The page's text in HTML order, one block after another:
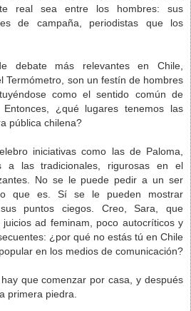
real sea entre los hombres: sus
de campaña, periodistas que los
debate más relevantes en Chile,
Termómetro, son un festín de hombres
como el sentido común de
Entonces, ¿qué lugares tenemos las
pública chilena?
iniciativas como las de Paloma,
a las tradicionales, rigurosas en el
No se le puede pedir a un ser
que es. Sí se le pueden mostrar
sus puntos ciegos. Creo, Sara, que
juicios ad feminam, poco autocríticos y
¿por qué no estás tú en Chile
en los medios de comunicación?
que comenzar por casa, y después
primera piedra.